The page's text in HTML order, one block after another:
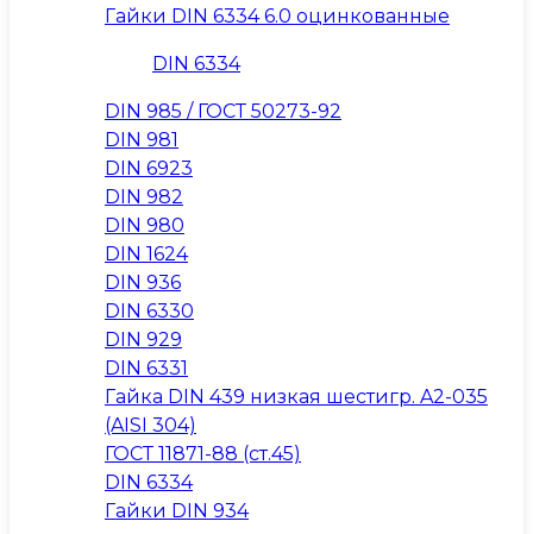
Гайки DIN 6334 6.0 оцинкованные
DIN 6334
DIN 985 / ГОСТ 50273-92
DIN 981
DIN 6923
DIN 982
DIN 980
DIN 1624
DIN 936
DIN 6330
DIN 929
DIN 6331
Гайка DIN 439 низкая шестигр. A2-035
(AISI 304)
ГОСТ 11871-88 (ст.45)
DIN 6334
Гайки DIN 934